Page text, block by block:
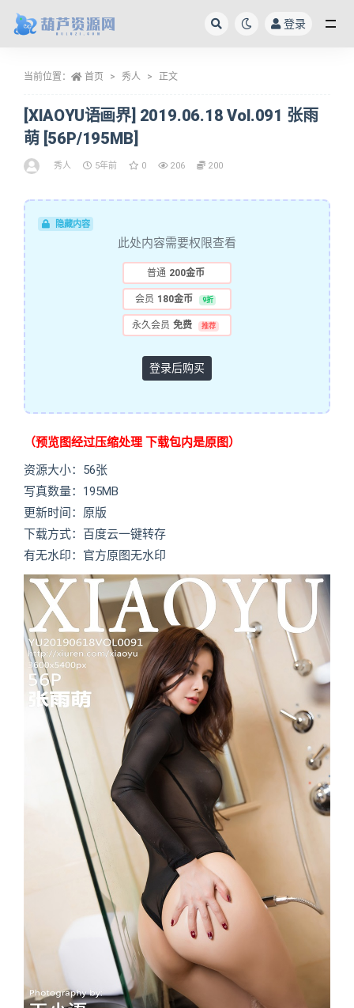
登录
当前位置： 首页 秀人 正文
[XIAOYU语画界] 2019.06.18 Vol.091 张雨
萌 [56P/195MB]
秀人 5年前 0 206 200
隐藏内容
此处内容需要权限查看
普通 200金币
会员 180金币 9折
永久会员 免费 推荐
登录后购买
（预览图经过压缩处理 下载包内是原图）
资源大小：56张
写真数量：195MB
更新时间：原版
下载方式：百度云一键转存
有无水印：官方原图无水印